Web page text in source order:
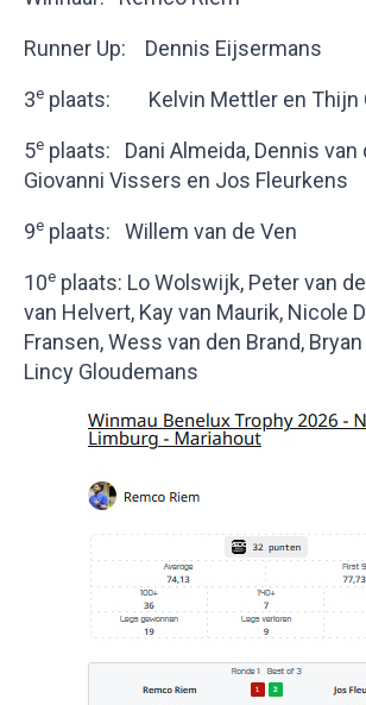
Runner Up: Dennis Eijsermans
3e plaats: Kelvin Mettler en Thijn
5e plaats: Dani Almeida, Dennis van
Giovanni Vissers en Jos Fleurkens
9e plaats: Willem van de Ven
10e plaats: Lo Wolswijk, Peter van
van Helvert, Kay van Maurik, Nicole
Fransen, Wess van den Brand,
Lincy Gloudemans